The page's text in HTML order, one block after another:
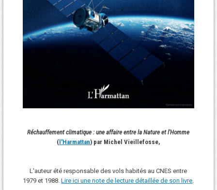
Réchauffement climatique : une affaire entre la Nature et l'Homme
(l'Harmattan) par Michel Vieillefosse,
L'auteur été responsable des vols habités au CNES entre
1979 et 1988.Lire ici une note de lecture détaillée de son livre.